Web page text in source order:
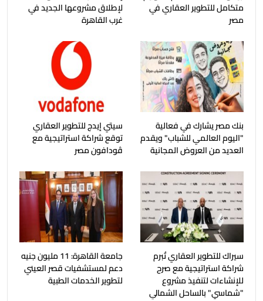
متكامل للتطوير العقاري في
مصر
لإطلاق مشروعها الجديد في
غرب القاهرة
بنك مصر يشارك في فعالية
"اليوم العالمي للشباب" ويقدم
العديد من العروض المجانية
سيتي إيدج للتطوير العقاري
توقع شراكة استراتيجية مع
ڤودافون مصر
سيراك للتطوير العقاري تُبرم
شراكة استراتيجية مع صرح
للإنشاءات لتنفيذ مشروع
"شماسي" بالساحل الشمالي
جامعة القاهرة: 11 مليون جنيه
دعم لمستشفيات قصر العيني
لتطوير الخدمات الطبية